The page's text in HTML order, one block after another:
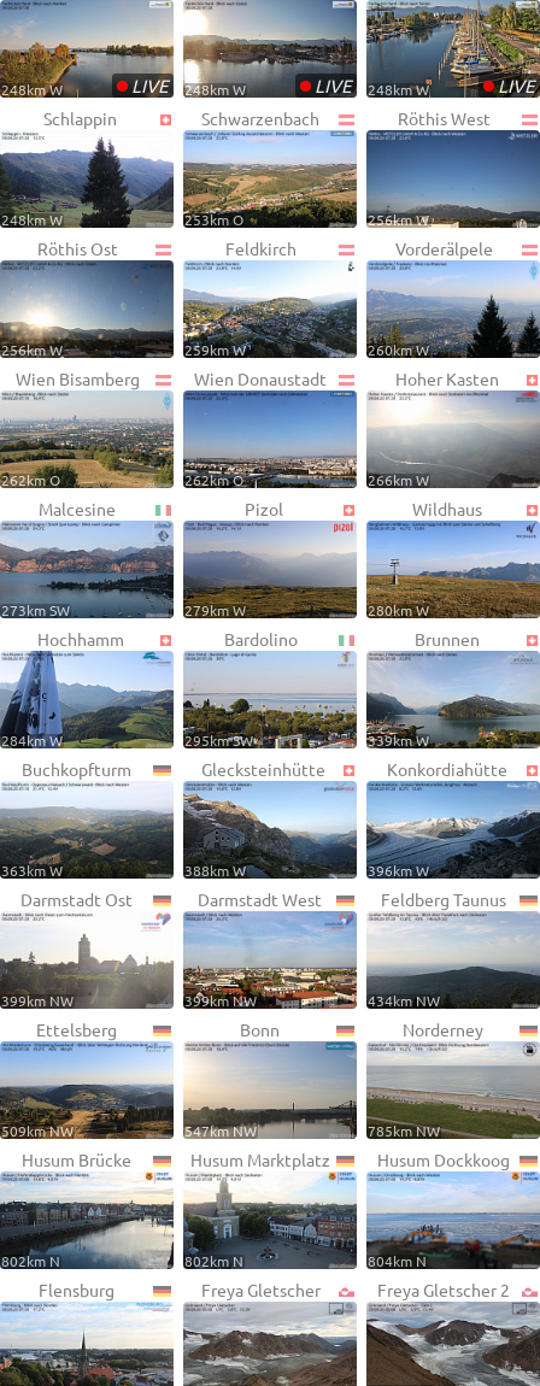
•LIVE
248km W •LIVE
248km W •LIVE
248km W
Schlappin
248km W
Schwarzenbach
253km O
Röthis West
256km W
Röthis Ost
256km W
Feldkirch
259km W
Vorderälpele
260km W
Wien Bisamberg
262km O
Wien Donaustadt
262km O
Hoher Kasten
266km W
Malcesine
273km SW
Pizol
279km W
Wildhaus
280km W
Hochhamm
284km W
Bardolino
295km SW
Brunnen
339km W
Buchkopfturm
363km W
Glecksteinhütte
388km W
Konkordiahütte
396km W
Darmstadt Ost
399km NW
Darmstadt West
399km NW
Feldberg Taunus
434km NW
Ettelsberg
509km NW
Bonn
547km NW
Norderney
785km NW
Husum Brücke
802km N
Husum Marktplatz
802km N
Husum Dockkoog
804km N
Flensburg Freya Gletscher Freya Gletscher 2